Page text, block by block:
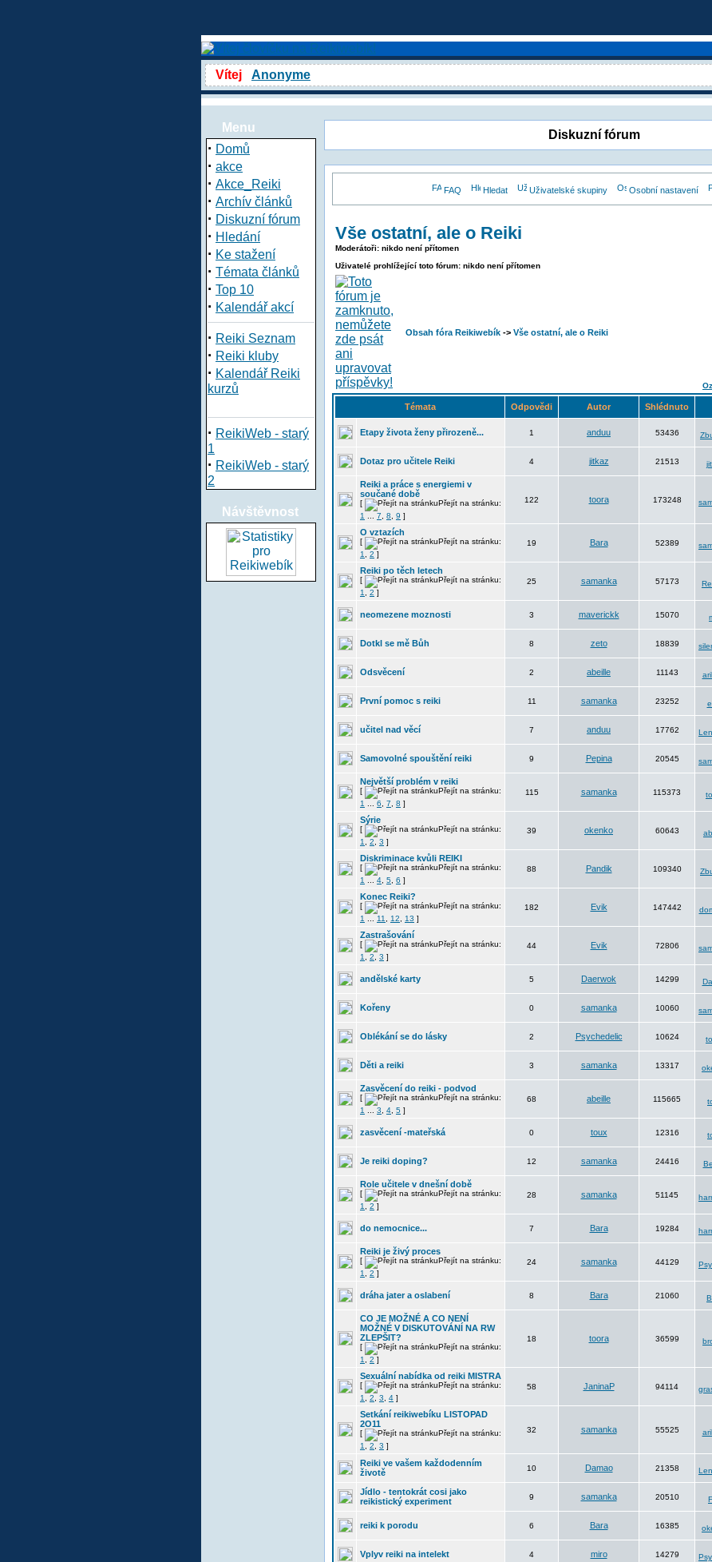
Vítej Anonyme
Menu
· Domů
· akce
· Akce_Reiki
· Archív článků
· Diskuzní fórum
· Hledání
· Ke stažení
· Témata článků
· Top 10
· Kalendář akcí
· Reiki Seznam
· Reiki kluby
· Kalendář Reiki
kurzů
· ReikiWeb - starý
1
· ReikiWeb - starý
2
Návštěvnost
Diskuzní fórum
FAQ Hledat Uživatelské skupiny Osobní nastavení
Vše ostatní, ale o Reiki
Moderátoři: nikdo není přítomen
Uživatelé prohlížející toto fórum: nikdo není přítomen
Obsah fóra Reikiwebík -> Vše ostatní, ale o Reiki
Témata Odpovědi Autor Shlédnuto
Etapy života ženy přirozeně... 1 anduu 53436
Dotaz pro učitele Reiki 4 jitkaz 21513
Reiki a práce s energiemi v
součané době
[
Přejít na stránku:
1
7 8 9 ]
122 toora 173248
O vztazích
[
Přejít na stránku:
1
2 ]
19 Bara 52389
Reiki po těch letech
[
Přejít na stránku:
1
2 ]
25 samanka 57173
neomezene moznosti 3 maverickk 15070
Dotkl se mě Bůh 8 zeto 18839
Odsvěcení 2 abeille 11143
První pomoc s reiki 11 samanka 23252
učitel nad věcí 7 anduu 17762
Samovolné spouštění reiki 9 Pepina 20545
Největší problém v reiki
[
Přejít na stránku:
1
6 7 8 ]
115 samanka 115373
Sýrie
[
Přejít na stránku:
1
2 3 ]
39 okenko 60643
Diskriminace kvůli REIKI
[
Přejít na stránku:
1
4 5 6 ]
88 Pandik 109340
Konec Reiki?
[
Přejít na stránku:
1
11 12 13 ]
182 Evik 147442
Zastrašování
[
Přejít na stránku:
1
2 3 ]
44 Evik 72806
andělské karty 5 Daerwok 14299
Kořeny 0 samanka 10060
Oblékání se do lásky 2 Psychedelic 10624
Děti a reiki 3 samanka 13317
Zasvěcení do reiki - podvod
[
Přejít na stránku:
1
3 4 5 ]
68 abeille 115665
zasvěcení -mateřská 0 toux 12316
Je reiki doping? 12 samanka 24416
Role učitele v dnešní době
[
Přejít na stránku:
1
2 ]
28 samanka 51145
do nemocnice... 7 Bara 19284
Reiki je živý proces
[
Přejít na stránku:
1
2 ]
24 samanka 44129
dráha jater a oslabení 8 Bara 21060
CO JE MOŽNÉ A CO NENÍ
MOŽNÉ V DISKUTOVÁNÍ NA RW
ZLEPŠIT?
[
Přejít na stránku:
1
2 ]
18 toora 36599
Sexuální nabídka od reiki MISTRA
[
Přejít na stránku:
1
2 3 4 ]
58 JaninaP 94114
Setkání reikiwebíku LISTOPAD
2O11
[
Přejít na stránku:
1
2 3 ]
32 samanka 55525
Reiki ve vašem každodenním
životě
10 Damao 21358
Jídlo - tentokrát cosi jako
reikistický experiment
9 samanka 20510
reiki k porodu 6 Bara 16385
Vplyv reiki na intelekt 4 miro 14279